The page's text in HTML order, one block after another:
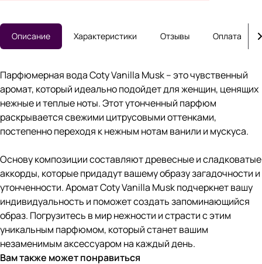
Описание Характеристики Отзывы Оплата
Парфюмерная вода Coty Vanilla Musk – это чувственный
аромат, который идеально подойдет для женщин, ценящих
нежные и теплые ноты. Этот утонченный парфюм
раскрывается свежими цитрусовыми оттенками,
постепенно переходя к нежным нотам ванили и мускуса.
Основу композиции составляют древесные и сладковатые
аккорды, которые придадут вашему образу загадочности и
утонченности. Аромат Coty Vanilla Musk подчеркнет вашу
индивидуальность и поможет создать запоминающийся
образ. Погрузитесь в мир нежности и страсти с этим
уникальным парфюмом, который станет вашим
незаменимым аксессуаром на каждый день.
Вам также может понравиться